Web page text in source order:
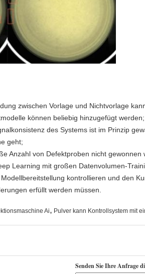
zwischen Vorlage und Nichtvorlage
können beliebig hinzugefügt werden;
des Systems ist im Prinzip
geht;
Anzahl von Defektproben nicht
Learning mit großen Datenvolumen-
kontrollieren und den
erfüllt werden müssen.
Ai, Pulver kann Kontrollsystem mit
Senden Sie Ihre Anfrage